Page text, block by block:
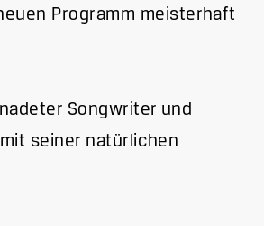
Programm meisterhaft
Songwriter und
seiner natürlichen